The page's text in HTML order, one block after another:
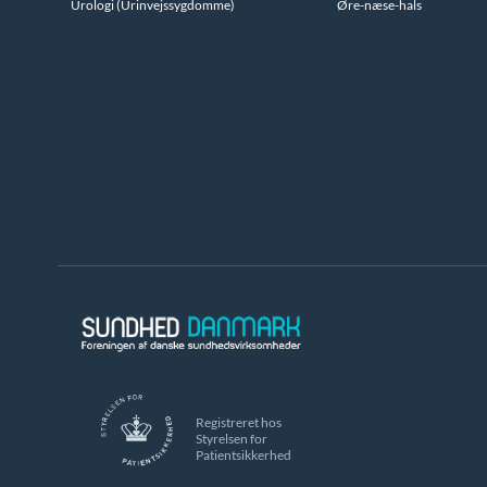
Urologi (Urinvejssygdomme)
Øre-næse-hals
Registreret hos
Styrelsen for
Patientsikkerhed